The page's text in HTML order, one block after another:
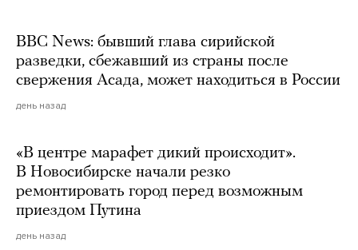
BBC News: бывший глава сирийской
разведки, сбежавший из страны после
свержения Асада, может находиться в России
день назад
«В центре марафет дикий происходит».
В Новосибирске начали резко
ремонтировать город перед возможным
приездом Путина
день назад